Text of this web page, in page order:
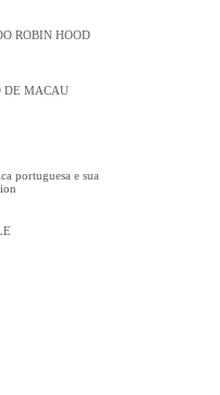
ROBIN HOOD
DE MACAU
portuguesa e sua